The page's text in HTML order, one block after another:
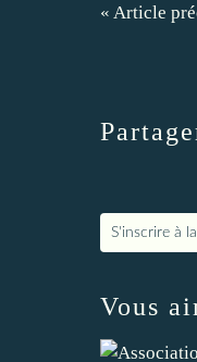
« Article
S'inscrire à
Vous